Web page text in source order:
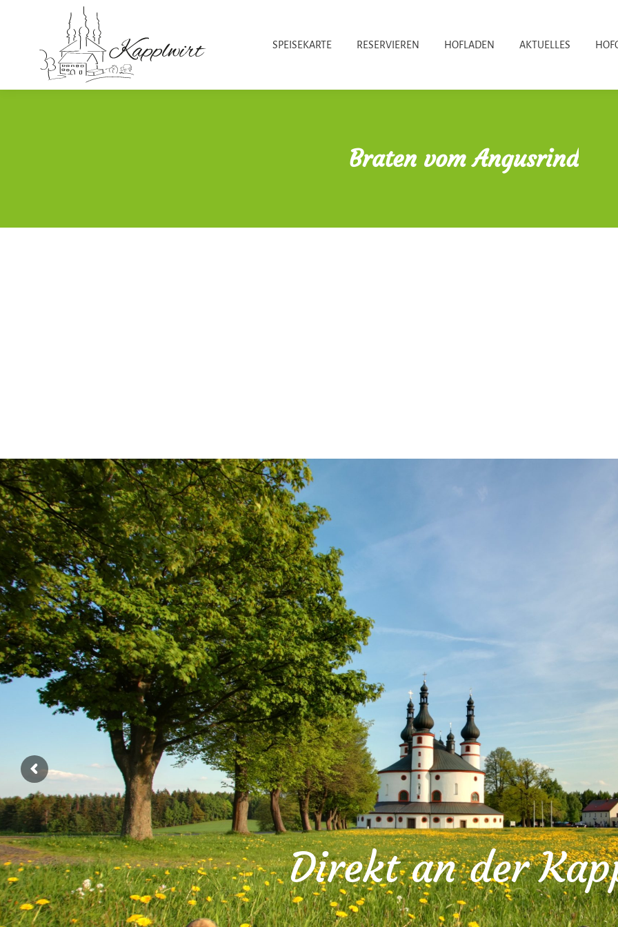
SPEISEKARTE RESERVIEREN HOFLADEN AKTUELLES
Braten vom Angusrind
jeden Sonntag Mittag oder auf Vorbestellung Direkt an der